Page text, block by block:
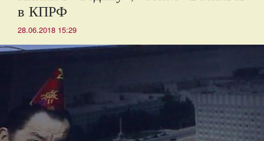
в КПРФ
28.06.2018 15:29